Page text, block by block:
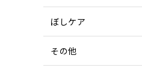
ぼしケア
その他